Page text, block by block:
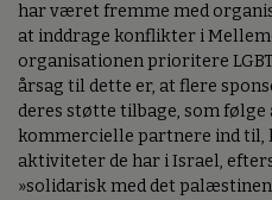
har været fremme med
at inddrage konflikter i
organisationen prioritere
årsag til dette er, at flere
deres støtte tilbage, som følge
kommercielle partnere ind til,
aktiviteter de har i Israel,
»solidarisk med det